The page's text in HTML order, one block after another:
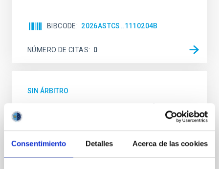
Consentimiento Detalles Acerca de las cookies
BIBCODE 2026ASTCS..1110204B
NÚMERO DE CITAS 0
SIN ÁRBITRO
Lava Lamps: A survey to search for
silicate vapor atmospheres in the ultra-hot
terrestrial planet population
possess dayside temperatures that are hot enough